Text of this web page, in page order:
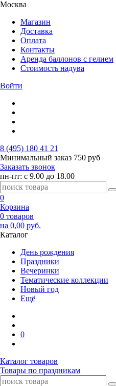
Москва
Магазин
Доставка
Оплата
Контакты
Аренда баллонов с гелием
Стоимость надува
Войти
8 (495) 180 41 21
Минимальный заказ 750 руб
Заказать звонок
пн-пт: с 9.00 до 18.00
0
Корзина
0 товаров
на 0,00 руб.
Каталог
День рождения
Праздники
Вечеринки
Тематические коллекции
Новый год
Ещё
0
Каталог товаров
Товары по праздникам